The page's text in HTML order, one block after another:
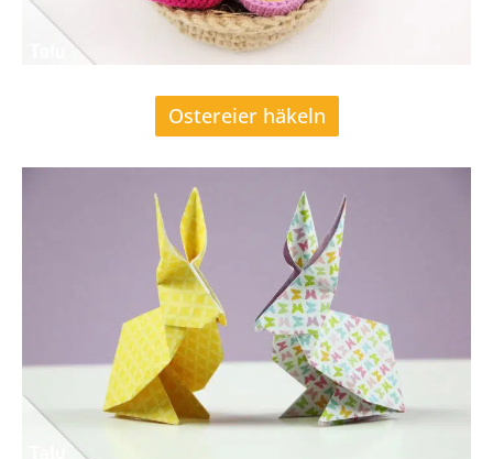
Ostereier häkeln